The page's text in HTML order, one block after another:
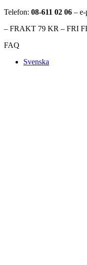
Telefon: 08-611 02 06 –
– FRAKT 79 KR – FRI
FAQ
Svenska